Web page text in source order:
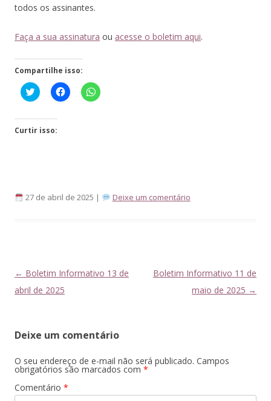
todos os assinantes.
Faça a sua assinatura ou acesse o boletim aqui.
Compartilhe isso:
Click
to
Twitter(abre
em
Clique
para
Clique
para
Curtir isso:
27 de abril de 2025 | Deixe um comentário
Navegação
de
← Boletim Informativo 13 de
abril de 2025
Boletim Informativo 11 de
maio de 2025 →
Deixe um comentário
O seu endereço de e-mail não será publicado. Campos
obrigatórios são marcados com *
Comentário *